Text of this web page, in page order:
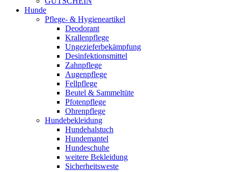
Hunde
Pflege- & Hygieneartikel
Deodorant
Krallenpflege
Ungezieferbekämpfung
Desinfektionsmittel
Zahnpflege
Augenpflege
Fellpflege
Beutel & Sammeltüte
Pfotenpflege
Ohrenpflege
Hundebekleidung
Hundehalstuch
Hundemantel
Hundeschuhe
weitere Bekleidung
Sicherheitsweste